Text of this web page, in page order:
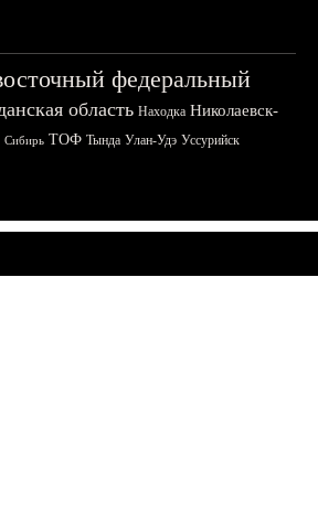
федеральный
область Находка Николаевск-
Сибирь ТОФ Тында Улан-Удэ Уссурийск